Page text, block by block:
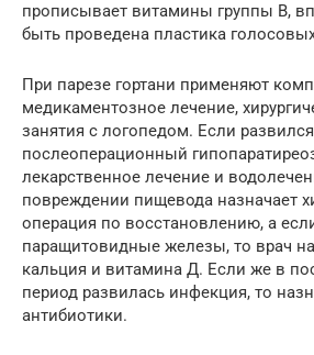
прописывает витамины группы В,
быть проведена пластика
При парезе гортани применяют
медикаментозное лечение,
занятия с логопедом. Если развился
послеоперационный
лекарственное лечение и
повреждении пищевода назначает
операция по восстановлению, а
паращитовидные железы, то врач
кальция и витамина Д. Если же в
период развилась инфекция, то
антибиотики.